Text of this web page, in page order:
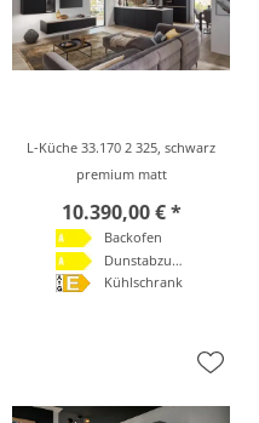
L-Küche 33.170 2 325, schwarz
premium matt
10.390,00 € *
Backofen
Dunstabzugshaube
Kühlschrank